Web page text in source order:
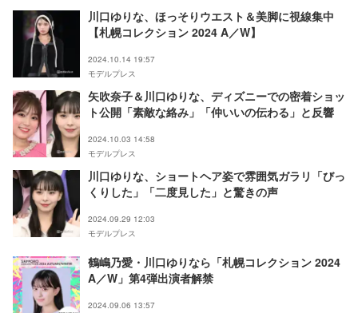
川口ゆりな、ほっそりウエスト＆美脚に視線集中
【札幌コレクション 2024 A／W】
2024.10.14 19:57
モデルプレス
矢吹奈子＆川口ゆりな、ディズニーでの密着ショッ
ト公開「素敵な絡み」「仲いいの伝わる」と反響
2024.10.03 14:58
モデルプレス
川口ゆりな、ショートヘア姿で雰囲気ガラリ「びっ
くりした」「二度見した」と驚きの声
2024.09.29 12:03
モデルプレス
鶴嶋乃愛・川口ゆりなら「札幌コレクション 2024
A／W」第4弾出演者解禁
2024.09.06 13:57